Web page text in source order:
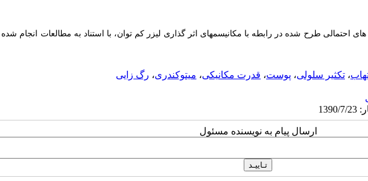
طرح شده در رابطه با مکانیسمهای اثر گذاری لیزر کم توان، با استناد به مطالعات انجام
، تکثیر سلولی، پوست، قدرت مکانیکی، میتوکندری، رگ زایی
ارسال پیام به نویسنده مسئول